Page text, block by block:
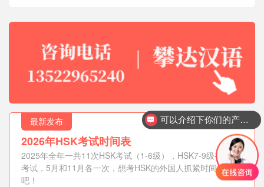
最新发布
2026年HSK考试时间表
2025年全年一共11次HSK考试（1-6级），HSK7-9级有两次
考试，5月和11月各一次，想考HSK的外国人抓紧时间报名
吧！
可以介绍下你们的产品么？
你们是怎么收费的呢？